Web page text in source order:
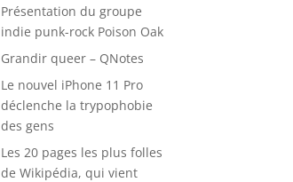
Présentation du groupe
indie punk-rock Poison Oak
Grandir queer – QNotes
Le nouvel iPhone 11 Pro
déclenche la trypophobie
des gens
Les 20 pages les plus folles
de Wikipédia, qui vient